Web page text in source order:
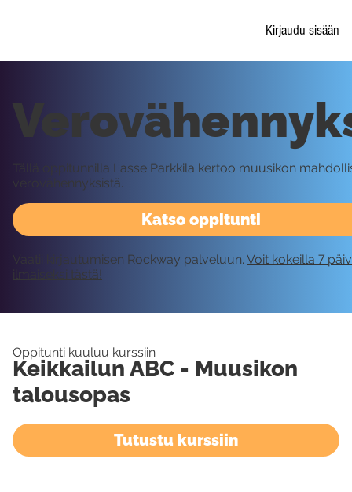
Kirjaudu sisään
Katso oppitunti
Tällä oppitunnilla Lasse Parkkila kertoo muusikon
verovähennyksistä.
Vaatii kirjautumisen Rockway palveluun. Voit kokeilla 7
ilmaiseksi tästä!
Oppitunti kuuluu kurssiin
Keikkailun ABC - Muusikon
talousopas
Tutustu kurssiin